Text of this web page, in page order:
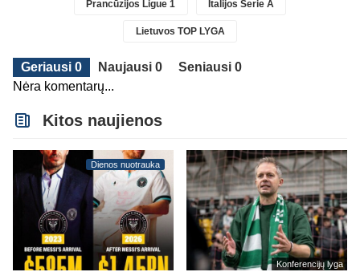
Prancūzijos Ligue 1 Italijos Serie A
Lietuvos TOP LYGA
Geriausi 0 Naujausi 0
Seniausi 0
Nėra komentarų...
Kitos naujienos
Dienos nuotrauka
Konferencijų lyga